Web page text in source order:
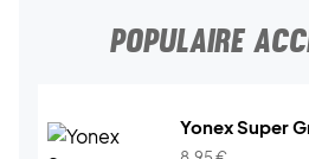
POPULAIRE
Yonex Super